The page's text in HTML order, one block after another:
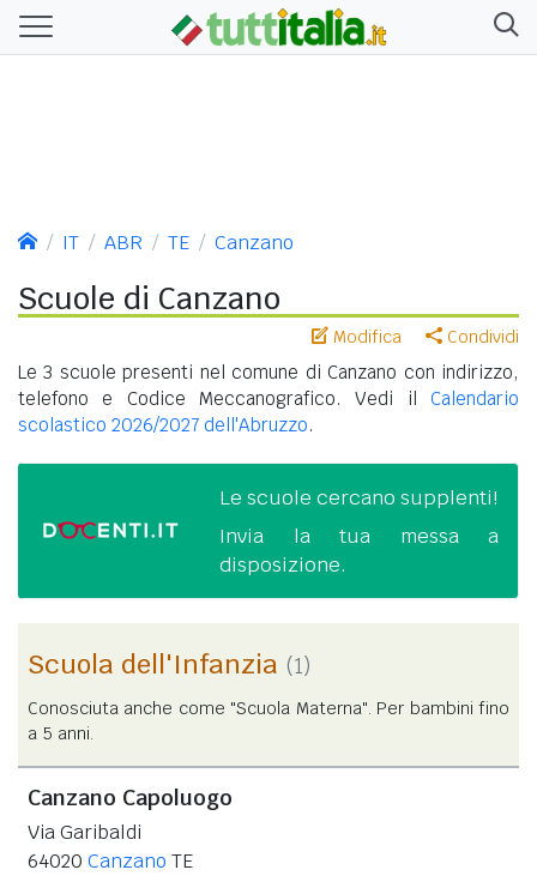
IT ABR TE Canzano
Scuole di Canzano
Modifica Condividi
Le 3 scuole presenti nel comune di Canzano con indirizzo,
telefono e Codice Meccanografico. Vedi il Calendario
scolastico 2026/2027 dell'Abruzzo.
Le scuole cercano supplenti!
Invia la tua messa a
disposizione.
Scuola dell'Infanzia (1)
Conosciuta anche come "Scuola Materna". Per bambini fino
a 5 anni.
Canzano Capoluogo
Via Garibaldi
64020 Canzano TE